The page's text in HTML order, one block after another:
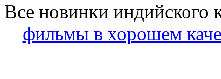
Все новинки
фильмы в хорошем